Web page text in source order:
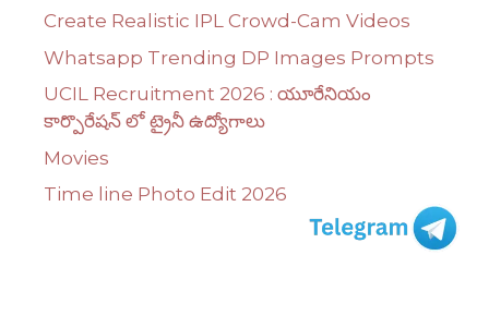
Create Realistic IPL Crowd-Cam Videos
Whatsapp Trending DP Images Prompts
UCIL Recruitment 2026 : యూరేనియం
కార్పొరేషన్ లో ట్రైనీ ఉద్యోగాలు
Movies
Time line Photo Edit 2026